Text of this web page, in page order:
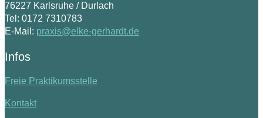
76227 Karlsruhe / Durlach
Tel: 0172 7310783
E-Mail: praxis@elke-gerhardt.de
Infos
Freie Praktikumsstelle
Kontakt